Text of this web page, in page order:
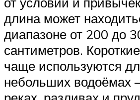
длина может
диапазоне от 200 до
сантиметров.
чаще используются
небольших водоёмах